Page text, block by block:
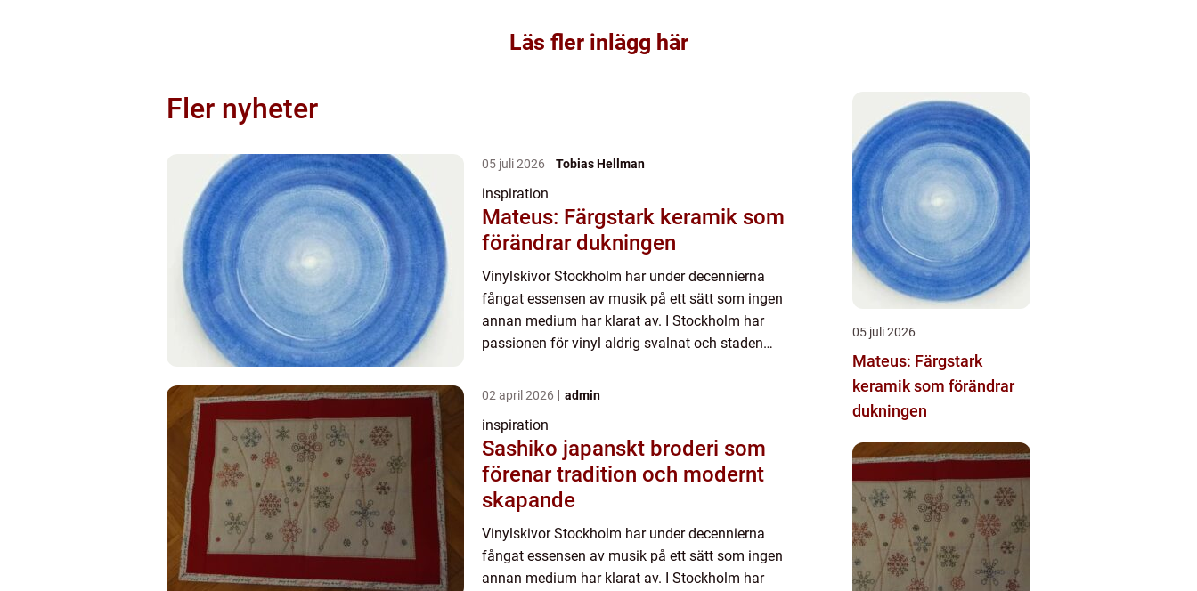
Läs fler inlägg här
Fler nyheter
05 juli 2026 Tobias Hellman
inspiration
Mateus: Färgstark keramik som
förändrar dukningen
Vinylskivor Stockholm har under decennierna
fångat essensen av musik på ett sätt som ingen
annan medium har klarat av. I Stockholm har
passionen för vinyl aldrig svalnat och staden
02 april 2026 admin
inspiration
Sashiko japanskt broderi som
förenar tradition och modernt
skapande
Vinylskivor Stockholm har under decennierna
fångat essensen av musik på ett sätt som ingen
annan medium har klarat av. I Stockholm har
05 juli 2026
Mateus: Färgstark
keramik som förändrar
dukningen